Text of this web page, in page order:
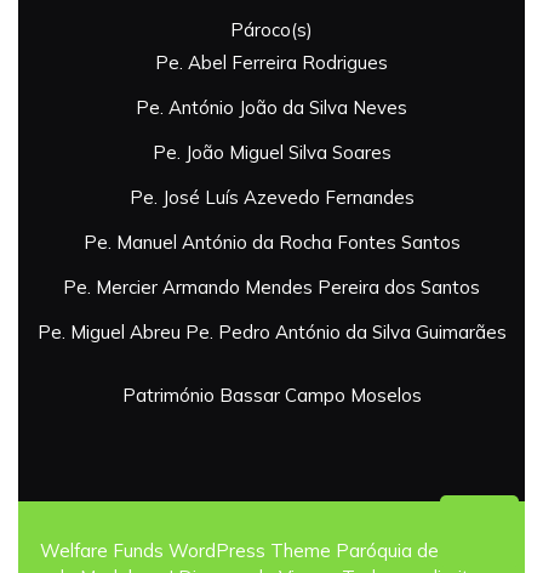
Pároco(s)
Pe. Abel Ferreira Rodrigues
Pe. António João da Silva Neves
Pe. João Miguel Silva Soares
Pe. José Luís Azevedo Fernandes
Pe. Manuel António da Rocha Fontes Santos
Pe. Mercier Armando Mendes Pereira dos Santos
Pe. Miguel Abreu Pe. Pedro António da Silva Guimarães
Património Bassar Campo Moselos
Welfare Funds WordPress Theme Paróquia de Campo